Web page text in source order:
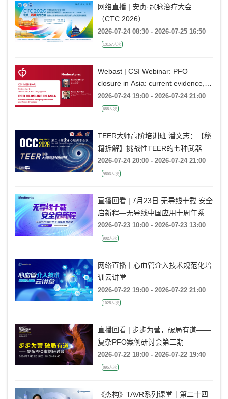
网络直播 | 安贞·冠脉治疗大会
（CTC 2026）
2026-07-24 08:30 - 2026-07-25 16:50
13157人次
Webast | CSI Webinar: PFO
closure in Asia: current evidence,
emerging indications and future
directions
2026-07-24 19:00 - 2026-07-24 21:00
688人次
TEER大师高阶培训班 潘文志：【秘
籍拆解】挑战性TEER的七种武器
2026-07-24 20:00 - 2026-07-24 21:00
9503人次
直播回看 | 7月23日 无导线十载 安全
启新程—无导线中国应用十周年系列
活动
2026-07-23 10:00 - 2026-07-23 13:00
902人次
网络直播丨心血管介入技术规范化培
训云讲堂
2026-07-22 19:00 - 2026-07-22 21:00
1025人次
直播回看 | 步步为营，破局有道——
复杂PFO案例研讨会第二期
2026-07-22 18:00 - 2026-07-22 19:40
895人次
《杰构》TAVR系列课堂｜第二十四